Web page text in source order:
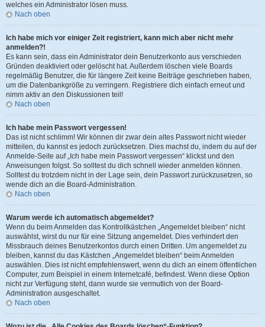
welches ein Administrator lösen muss.
Nach oben
Ich habe mich vor einiger Zeit registriert, kann mich aber nicht mehr
anmelden?!
Es kann sein, dass ein Administrator dein Benutzerkonto aus verschieden
Gründen deaktiviert oder gelöscht hat. Außerdem löschen viele Boards
regelmäßig Benutzer, die für längere Zeit keine Beiträge geschrieben haben,
um die Datenbankgröße zu verringern. Registriere dich einfach erneut und
nimm aktiv an den Diskussionen teil!
Nach oben
Ich habe mein Passwort vergessen!
Das ist nicht schlimm! Wir können dir zwar dein altes Passwort nicht wieder
mitteilen, du kannst es jedoch zurücksetzen. Dies machst du, indem du auf der
Anmelde-Seite auf „Ich habe mein Passwort vergessen“ klickst und den
Anweisungen folgst. So solltest du dich schnell wieder anmelden können.
Solltest du trotzdem nicht in der Lage sein, dein Passwort zurückzusetzen, so
wende dich an die Board-Administration.
Nach oben
Warum werde ich automatisch abgemeldet?
Wenn du beim Anmelden das Kontrollkästchen „Angemeldet bleiben“ nicht
auswählst, wirst du nur für eine Sitzung angemeldet. Dies verhindert den
Missbrauch deines Benutzerkontos durch einen Dritten. Um angemeldet zu
bleiben, kannst du das Kästchen „Angemeldet bleiben“ beim Anmelden
auswählen. Dies ist nicht empfehlenswert, wenn du dich an einem öffentlichen
Computer, zum Beispiel in einem Internetcafé, befindest. Wenn diese Option
nicht zur Verfügung steht, dann wurde sie vermutlich von der Board-
Administration ausgeschaltet.
Nach oben